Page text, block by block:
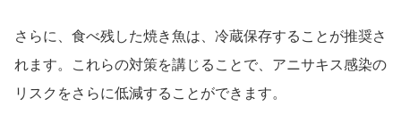
さらに、食べ残した焼き魚は、冷蔵保存することが推奨さ
れます。これらの対策を講じることで、アニサキス感染の
リスクをさらに低減することができます。